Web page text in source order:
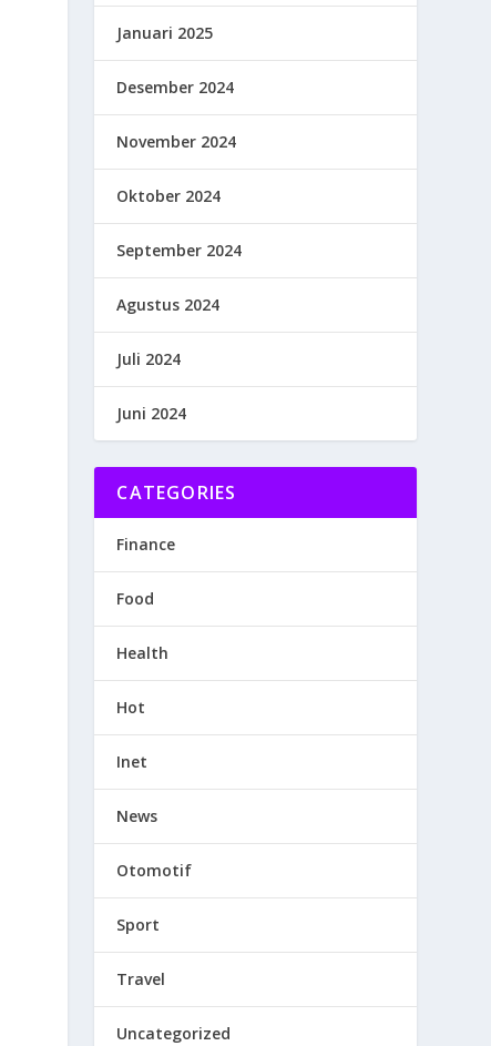
Januari 2025
Desember 2024
November 2024
Oktober 2024
September 2024
Agustus 2024
Juli 2024
Juni 2024
CATEGORIES
Finance
Food
Health
Hot
Inet
News
Otomotif
Sport
Travel
Uncategorized